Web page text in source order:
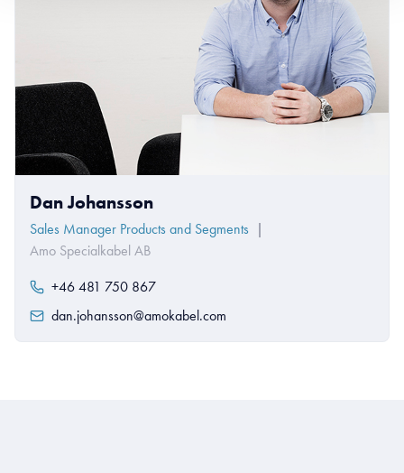
Dan Johansson
Sales Manager Products and Segments
|
Amo Specialkabel AB
+46 481 750 867
dan.johansson@amokabel.com